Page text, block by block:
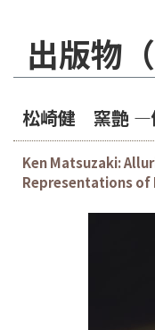
出版物
松崎健 窯艶 ―
Ken Matsuzaki:
Representations of